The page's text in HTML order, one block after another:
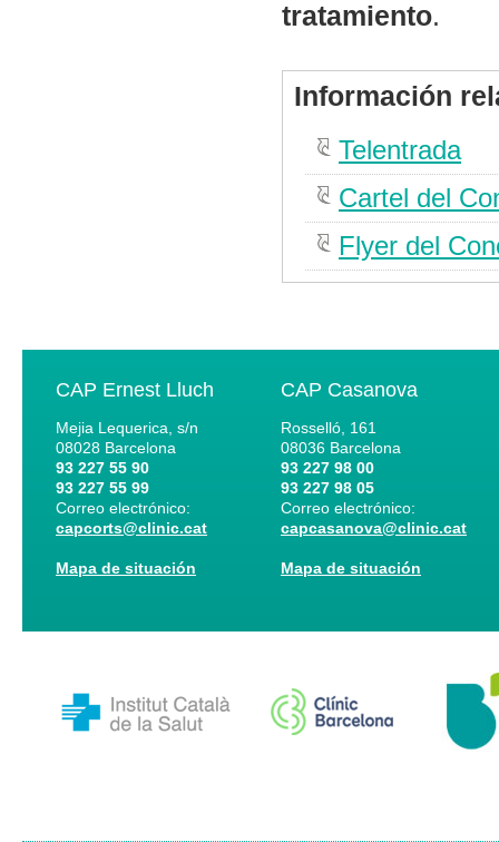
tratamiento.
Información
Telentrada
Cartel del
Flyer del
CAP Ernest Lluch
Mejia Lequerica, s/n
08028 Barcelona
93 227 55 90
93 227 55 99
Correo electrónico:
capcorts@clinic.cat
Mapa de situación
CAP Casanova
Rosselló, 161
08036 Barcelona
93 227 98 00
93 227 98 05
Correo electrónico:
capcasanova@clinic.cat
Mapa de situación